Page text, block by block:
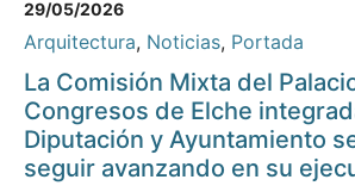
29/05/2026
Arquitectura, Noticias, Portada
La Comisión Mixta del
Congresos de Elche
Diputación y Ayuntamiento
seguir avanzando en su